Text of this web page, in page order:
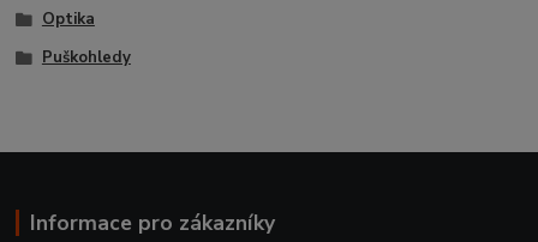
Optika
Puškohledy
Informace pro zákazníky